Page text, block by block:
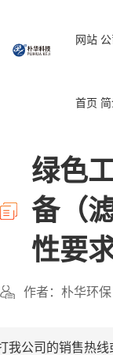
网站
首页
绿色
备（
性要求
作者：朴华环保
公司的销售热线